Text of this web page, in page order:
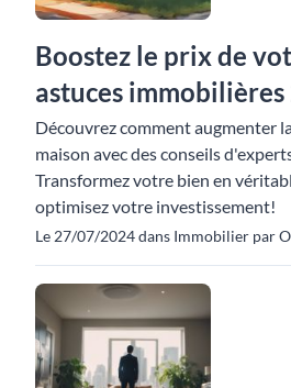
Boostez le prix de
astuces
Découvrez comment augmenter
maison avec des conseils
Transformez votre bien en
optimisez votre investissement!
Le 27/07/2024 dans Immobilier par